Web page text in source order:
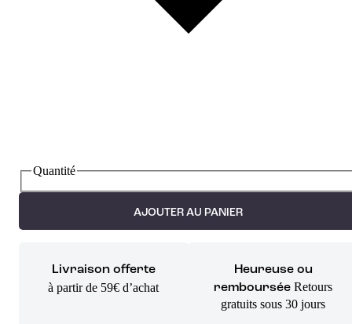
Quantité
AJOUTER AU PANIER
Livraison offerte
à partir de 59€ d’achat
Heureuse ou
remboursée Retours
gratuits sous 30 jours